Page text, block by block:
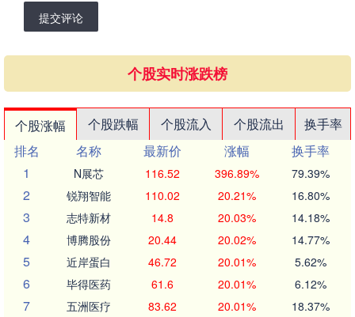
提交评论
个股实时涨跌榜
个股涨幅 个股跌幅 个股流入 个股流出
换手率
排名
名称 最新价 涨幅
换手率
1
N展芯 116.52 396.89% 79.39%
2 锐翔智能 110.02 20.21% 16.80%
3 志特新材 14.8 20.03% 14.18%
4 博腾股份 20.44 20.02% 14.77%
5 近岸蛋白 46.72 20.01% 5.62%
6 毕得医药 61.6 20.01% 6.12%
7 五洲医疗 83.62 20.01% 18.37%